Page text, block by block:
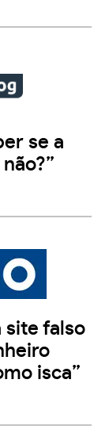
se a
site falso
isca”